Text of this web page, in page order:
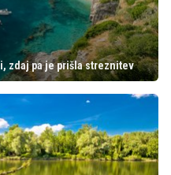
zdaj pa je prišla streznitev